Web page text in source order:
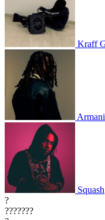
Kraff
Squash
?
???????